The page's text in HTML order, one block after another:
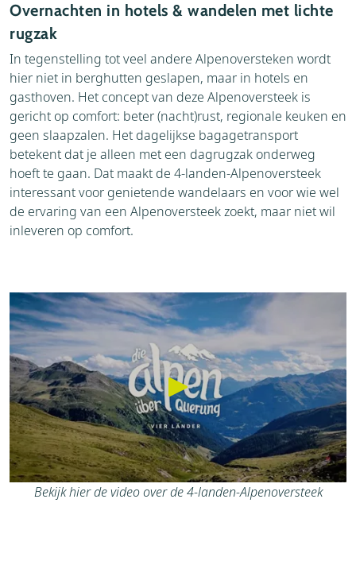
Overnachten in hotels & wandelen met lichte
rugzak
In tegenstelling tot veel andere Alpenoversteken wordt
hier niet in berghutten geslapen, maar in hotels en
gasthoven. Het concept van deze Alpenoversteek is
gericht op comfort: beter (nacht)rust, regionale keuken en
geen slaapzalen. Het dagelijkse bagagetransport
betekent dat je alleen met een dagrugzak onderweg
hoeft te gaan. Dat maakt de 4-landen-Alpenoversteek
interessant voor genietende wandelaars en voor wie wel
de ervaring van een Alpenoversteek zoekt, maar niet wil
inleveren op comfort.
Bekijk hier de video over de 4-landen-Alpenoversteek